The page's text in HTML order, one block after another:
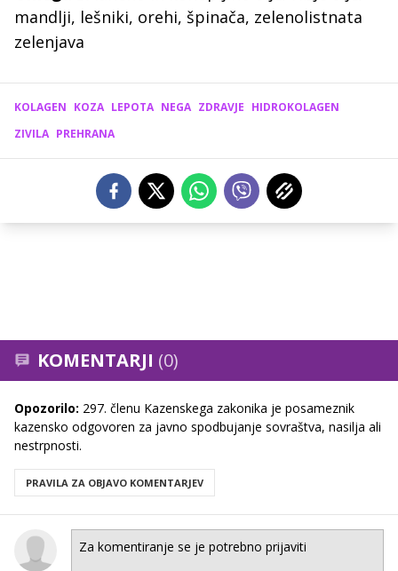
mandlji, lešniki, orehi, špinača, zelenolistnata
zelenjava
KOLAGEN KOZA LEPOTA NEGA ZDRAVJE HIDROKOLAGEN
ZIVILA PREHRANA
KOMENTARJI (0)
Opozorilo: 297. členu Kazenskega zakonika je posameznik
kazensko odgovoren za javno spodbujanje sovraštva, nasilja ali
nestrpnosti.
PRAVILA ZA OBJAVO KOMENTARJEV